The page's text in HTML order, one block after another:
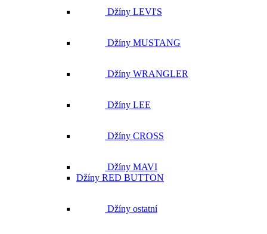
Džíny LEVI'S
Džíny MUSTANG
Džíny WRANGLER
Džíny LEE
Džíny CROSS
Džíny MAVI
Džíny RED BUTTON
Džíny ostatní